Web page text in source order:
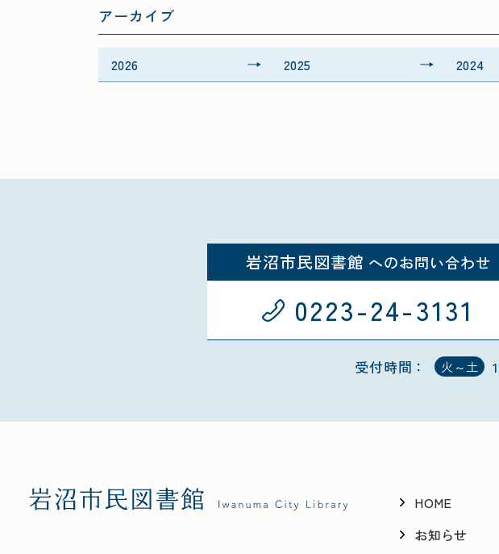
アーカイブ
2026 2025 2024
岩沼市民図書館 へのお問い合わせ
0223-24-3131
受付時間： 火～土
HOME
お知らせ